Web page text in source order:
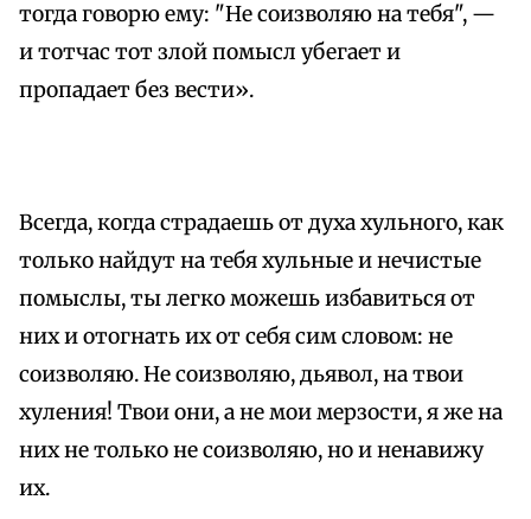
тогда говорю ему: "Не соизволяю на тебя", —
и тотчас тот злой помысл убегает и
пропадает без вести».
Всегда, когда страдаешь от духа хульного, как
только найдут на тебя хульные и нечистые
помыслы, ты легко можешь избавиться от
них и отогнать их от себя сим словом: не
соизволяю. Не соизволяю, дьявол, на твои
хуления! Твои они, а не мои мерзости, я же на
них не только не соизволяю, но и ненавижу
их.